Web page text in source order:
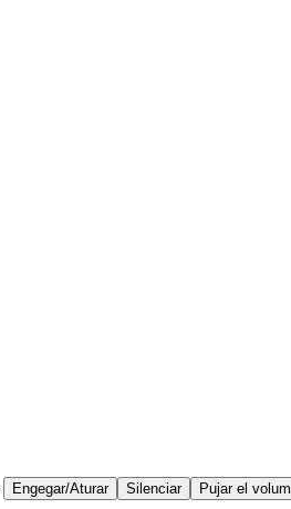
Engegar/Aturar Silenciar Pujar el volum